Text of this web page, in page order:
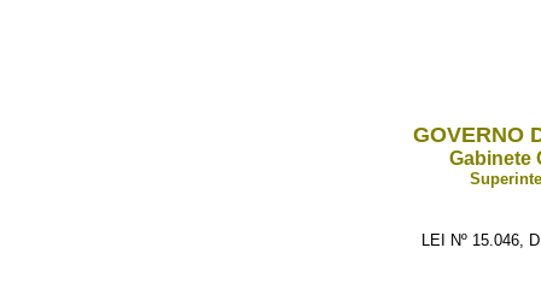
GOVERNO
Gabinete
LEI Nº 15.046,